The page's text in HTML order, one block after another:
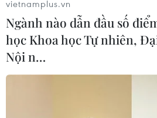
vietnamplus.vn
Ngành nào dẫn đầu số
học Khoa học Tự nhiên,
Nội n…